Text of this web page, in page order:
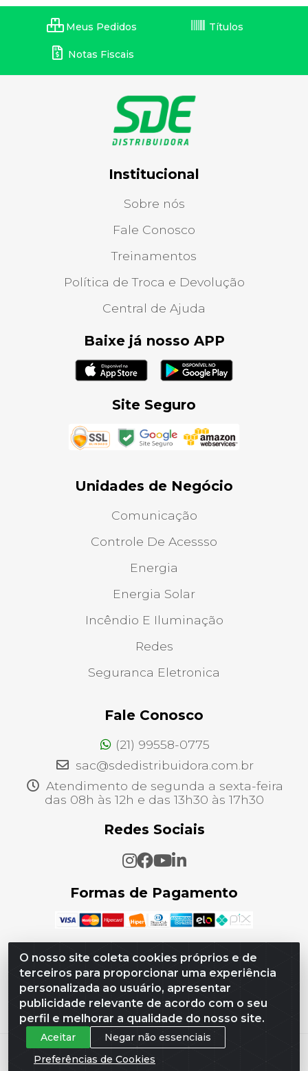
O nosso site coleta cookies próprios e de
terceiros para proporcionar uma experiência
personalizada ao usuário, apresentar
publicidade relevante de acordo com o seu
perfil e melhorar a qualidade do nosso site.
Aceitar
Negar não essenciais
Preferências de Cookies
Meus Pedidos Títulos
Notas Fiscais
Institucional
Sobre nós
Fale Conosco
Treinamentos
Política de Troca e Devolução
Central de Ajuda
Baixe já nosso APP
Site Seguro
Unidades de Negócio
Comunicação
Controle De Acessso
Energia
Energia Solar
Incêndio E Iluminação
Redes
Seguranca Eletronica
Fale Conosco
(21) 99558-0775
sac@sdedistribuidora.com.br
Atendimento de segunda a sexta-feira
das 08h às 12h e das 13h30 às 17h30
Redes Sociais
Formas de Pagamento
SDE Distribuidora - CNPJ 21.256.822/0001-08 -
Estrada Do Tingui, 00740 - Campo Grande, Rio de
Janeiro/RJ - CEP 23075-007